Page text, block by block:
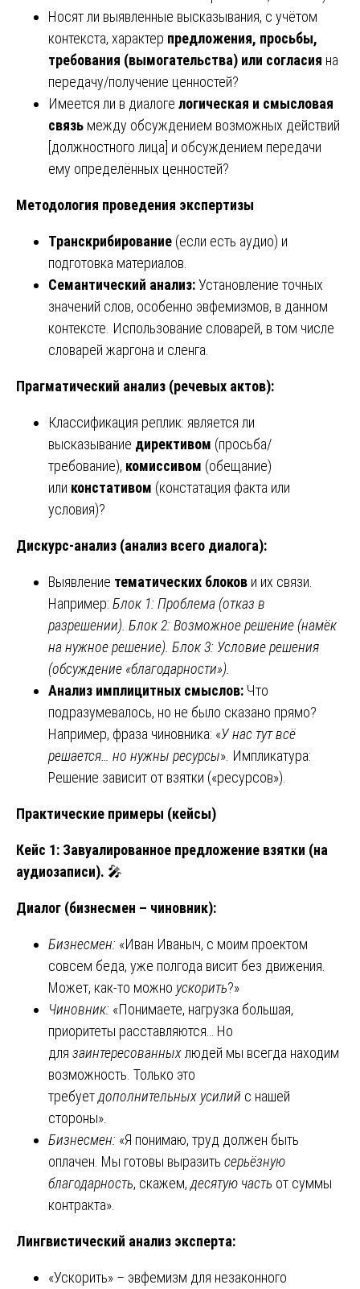
Носят ли выявленные высказывания, с учётом
контекста, характер предложения, просьбы,
требования (вымогательства) или согласия на
передачу/получение ценностей?
Имеется ли в диалоге логическая и смысловая
связь между обсуждением возможных действий
[должностного лица] и обсуждением передачи
ему определённых ценностей?
Методология проведения экспертизы
Транскрибирование (если есть аудио) и
подготовка материалов.
Семантический анализ:Установление точных
значений слов, особенно эвфемизмов, в данном
контексте. Использование словарей, в том числе
словарей жаргона и сленга.
Прагматический анализ (речевых актов):
Классификация реплик: является ли
высказывание директивом (просьба/
требование), комиссивом (обещание)
или констативом (констатация факта или
условия)?
Дискурс-анализ (анализ всего диалога):
Выявление тематических блоков и их связи.
Например: Блок 1: Проблема (отказ в
разрешении). Блок 2: Возможное решение (намёк
на нужное решение). Блок 3: Условие решения
(обсуждение «благодарности»).
Анализ имплицитных смыслов: Что
подразумевалось, но не было сказано прямо?
Например, фраза чиновника: «У нас тут всё
решается… но нужны ресурсы». Импликатура:
Решение зависит от взятки («ресурсов»).
Практические примеры (кейсы)
Кейс 1: Завуалированное предложение взятки (на
аудиозаписи). 🎤
Диалог (бизнесмен – чиновник):
Бизнесмен: «Иван Иваныч, с моим проектом
совсем беда, уже полгода висит без движения.
Может, как-то можно ускорить?»
Чиновник: «Понимаете, нагрузка большая,
приоритеты расставляются… Но
для заинтересованных людей мы всегда находим
возможность. Только это
требуетдополнительных усилий с нашей
стороны».
Бизнесмен: «Я понимаю, труд должен быть
оплачен. Мы готовы выразить серьёзную
благодарность, скажем, десятую часть от суммы
контракта».
Лингвистический анализ эксперта:
«Ускорить» – эвфемизм для незаконного